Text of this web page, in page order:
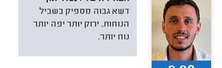
דשא גבוה מספיק בשביל
הנוחות. ירוק יותר יפה יותר
נוח יותר.